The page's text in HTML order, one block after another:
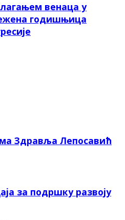
венаца у
годишњица
Здравља Лепосавић
за подршку развоју